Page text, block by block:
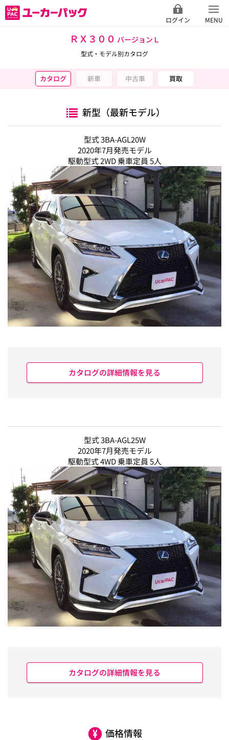
ログイン MENU
ＲＸ３００ バージョンＬ
型式・モデル別カタログ
カタログ 新車 中古車 買取
新型（最新モデル）
型式 3BA-AGL20W
2020年7月発売モデル
駆動型式 2WD 乗車定員 5人
カタログの詳細情報を見る
型式 3BA-AGL25W
2020年7月発売モデル
駆動型式 4WD 乗車定員 5人
カタログの詳細情報を見る
価格情報